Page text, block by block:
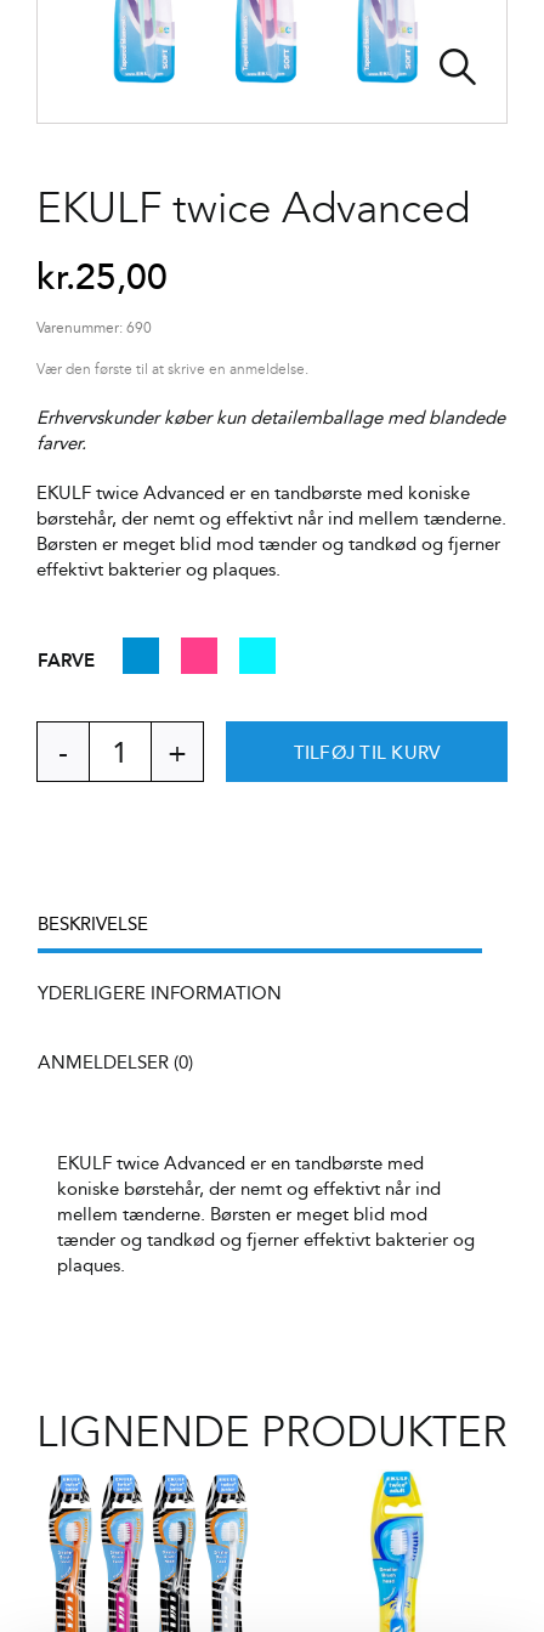
EKULF twice Advanced
kr.25,00
Varenummer:690
Vær den første til at skrive en anmeldelse.
Erhvervskunder køber kun detailemballage med blandede
farver.
EKULF twice Advanced er en tandbørste med koniske
børstehår, der nemt og effektivt når ind mellem tænderne.
Børsten er meget blid mod tænder og tandkød og fjerner
effektivt bakterier og plaques.
FARVE

EKULF
twice
TILFØJ TIL KURV
BESKRIVELSE
YDERLIGERE INFORMATION
ANMELDELSER (0)
EKULF twice Advanced er en tandbørste med
koniske børstehår, der nemt og effektivt når ind
mellem tænderne. Børsten er meget blid mod
tænder og tandkød og fjerner effektivt bakterier og
plaques.
LIGNENDE PRODUKTER